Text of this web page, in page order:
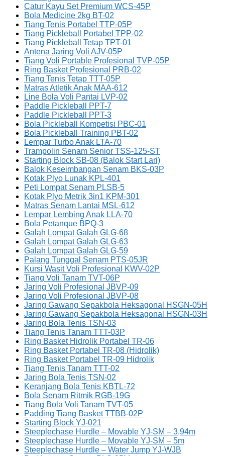
Catur Kayu Set Premium WCS-45P
Bola Medicine 2kg BT-02
Tiang Tenis Portabel TTP-05P
Tiang Pickleball Portabel TPP-02
Tiang Pickleball Tetap TPT-01
Antena Jaring Voli AJV-05P
Tiang Voli Portable Profesional TVP-05P
Ring Basket Profesional PRB-02
Tiang Tenis Tetap TTT-05P
Matras Atletik Anak MAA-612
Line Bola Voli Pantai LVP-02
Paddle Pickleball PPT-7
Paddle Pickleball PPT-3
Bola Pickleball Kompetisi PBC-01
Bola Pickleball Training PBT-02
Lempar Turbo Anak LTA-70
Trampolin Senam Senior TSS-125-ST
Starting Block SB-08 (Balok Start Lari)
Balok Keseimbangan Senam BKS-03P
Kotak Plyo Lunak KPL-401
Peti Lompat Senam PLSB-5
Kotak Plyo Metrik 3in1 KPM-301
Matras Senam Lantai MSL-612
Lempar Lembing Anak LLA-70
Bola Petanque BPQ-3
Galah Lompat Galah GLG-68
Galah Lompat Galah GLG-63
Galah Lompat Galah GLG-59
Palang Tunggal Senam PTS-05JR
Kursi Wasit Voli Profesional KWV-02P
Tiang Voli Tanam TVT-06P
Jaring Voli Profesional JBVP-09
Jaring Voli Profesional JBVP-08
Jaring Gawang Sepakbola Heksagonal HSGN-05H
Jaring Gawang Sepakbola Heksagonal HSGN-03H
Jaring Bola Tenis TSN-03
Tiang Tenis Tanam TTT-03P
Ring Basket Hidrolik Portabel TR-06
Ring Basket Portabel TR-08 (Hidrolik)
Ring Basket Portabel TR-09 Hidrolik
Tiang Tenis Tanam TTT-02
Jaring Bola Tenis TSN-02
Keranjang Bola Tenis KBTL-72
Bola Senam Ritmik RGB-19G
Tiang Bola Voli Tanam TVT-05
Padding Tiang Basket TTBB-02P
Starting Block YJ-021
Steeplechase Hurdle – Movable YJ-SM – 3,94m
Steeplechase Hurdle – Movable YJ-SM – 5m
Steeplechase Hurdle – Water Jump YJ-WJB